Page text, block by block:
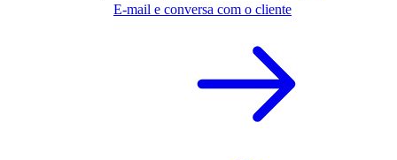
E-mail e conversa com o cliente